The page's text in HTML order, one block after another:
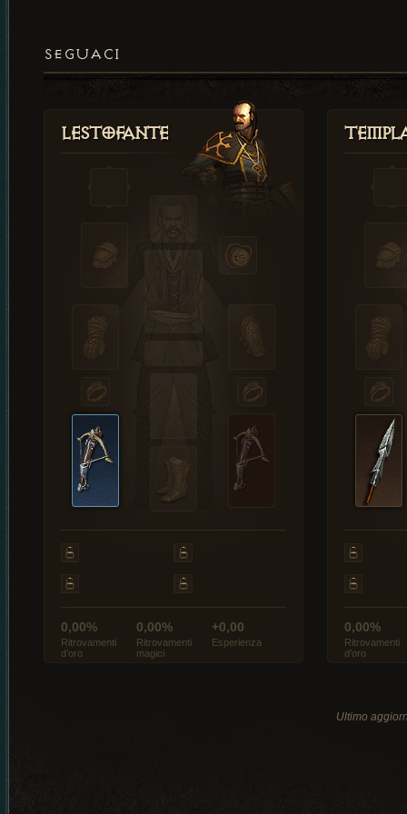
SEGUACI
Lestofante
0,00%
Ritrovamenti
d’oro
0,00%
Ritrovamenti
magici
+0,00
Esperienza
0,00%
Ritrovamenti
d’oro
Ultimo